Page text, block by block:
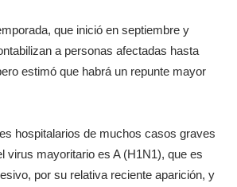
que inició en septiembre y
a personas afectadas hasta
estimó que habrá un repunte mayor
hospitalarios de muchos casos graves
virus mayoritario es A (H1N1), que es
por su relativa reciente aparición, y